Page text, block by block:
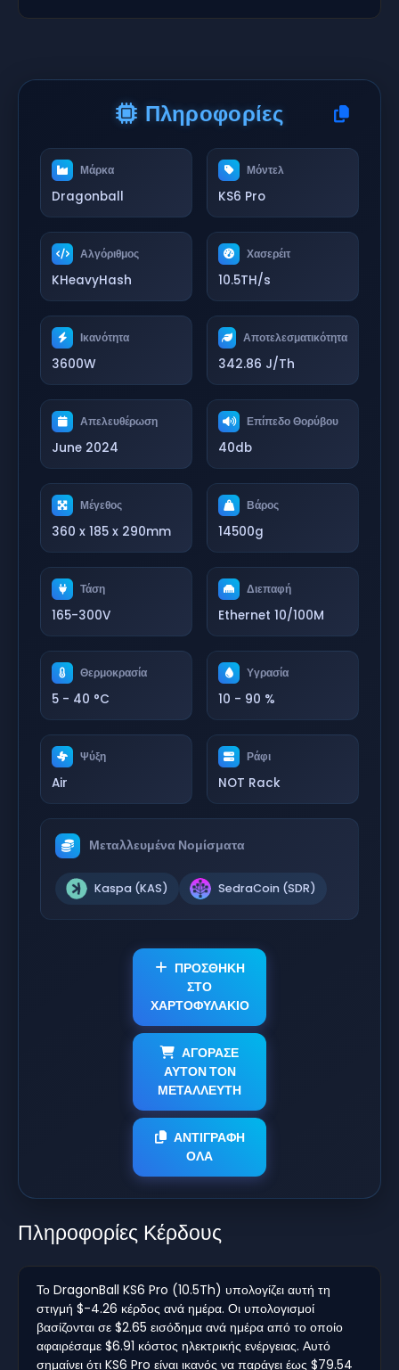
Πληροφορίες
Μάρκα
Dragonball
Μόντελ
KS6 Pro
Αλγόριθμος
KHeavyHash
Χασερέιτ
10.5TH/s
Ικανότητα
3600W
Αποτελεσματικότητα
342.86 J/Th
Απελευθέρωση
June 2024
Επίπεδο Θορύβου
40db
Μέγεθος
360 x 185 x 290mm
Βάρος
14500g
Τάση
165-300V
Διεπαφή
Ethernet 10/100M
Θερμοκρασία
5 - 40 °C
Υγρασία
10 - 90 %
Ψύξη
Air
Ράφι
NOT Rack
Μεταλλευμένα Νομίσματα
Kaspa (KAS) SedraCoin (SDR)
ΠΡΟΣΘΗΚΗ
ΣΤΟ
ΧΑΡΤΟΦΥΛΑΚΙΟ
ΑΓΟΡΑΣΕ
ΑΥΤΟΝ ΤΟΝ
ΜΕΤΑΛΛΕΥΤΗ
ΑΝΤΙΓΡΑΦΗ
ΟΛΑ
Πληροφορίες Κέρδους
Το DragonBall KS6 Pro (10.5Th) υπολογίζει αυτή τη
στιγμή $-4.26 κέρδος ανά ημέρα. Οι υπολογισμοί
βασίζονται σε $2.65 εισόδημα ανά ημέρα από το οποίο
αφαιρέσαμε $6.91 κόστος ηλεκτρικής ενέργειας. Αυτό
σημαίνει ότι KS6 Pro είναι ικανός να παράγει έως $79.54